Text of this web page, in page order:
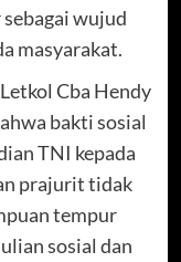
wujud
masyarakat.
Cba Hendy
bakti sosial
TNI kepada
prajurit tidak
tempur
sosial dan